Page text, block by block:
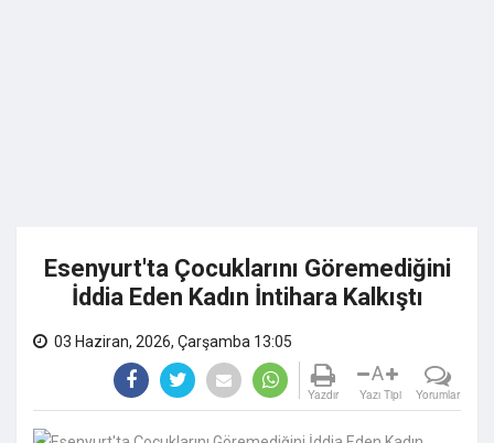
Esenyurt'ta Çocuklarını Göremediğini
İddia Eden Kadın İntihara Kalkıştı
03 Haziran, 2026, Çarşamba 13:05
Yazdır
A
Yazı Tipi Yorumlar